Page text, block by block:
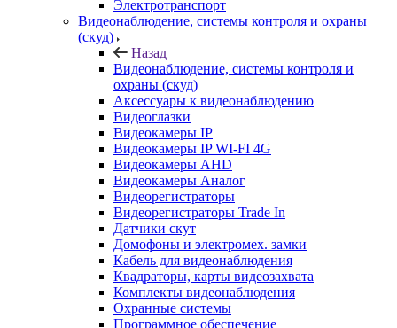
Электротранспорт
Видеонаблюдение, системы контроля и охраны
(скуд)
Назад
Видеонаблюдение, системы контроля и
охраны (скуд)
Аксессуары к видеонаблюдению
Видеоглазки
Видеокамеры IP
Видеокамеры IP WI-FI 4G
Видеокамеры AHD
Видеокамеры Аналог
Видеорегистраторы
Видеорегистраторы Trade In
Датчики скут
Домофоны и электромех. замки
Кабель для видеонаблюдения
Квадраторы, карты видеозахвата
Комплекты видеонаблюдения
Охранные системы
Программное обеспечение